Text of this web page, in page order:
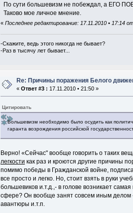
По сути большевизм не побеждал, а ЕГО
Таково мое личное мнение.
« Последнее редактирование: 17.11.2010 • 17:14
-Скажите, ведь этого никогда не бывает?
-Раз в тысячу лет бывает...
Re: Причины поражения Белого
«Ответ #3 : 17.11.2010 • 21:50 »
Цитировать
Большевизм необходимо было осудить как
гаранта возрождения российской
Верно! «Сейчас" вообще говорить о таких
легкости как раз и кроются другие причины
помимо победы в Гражданской войне,
все просто и легко. Но, стоит взять в руки
большевиков и.т.д.,- в голове возникает
сфере? Он вообще занят совсем иным делом
авантюры и.т.п.